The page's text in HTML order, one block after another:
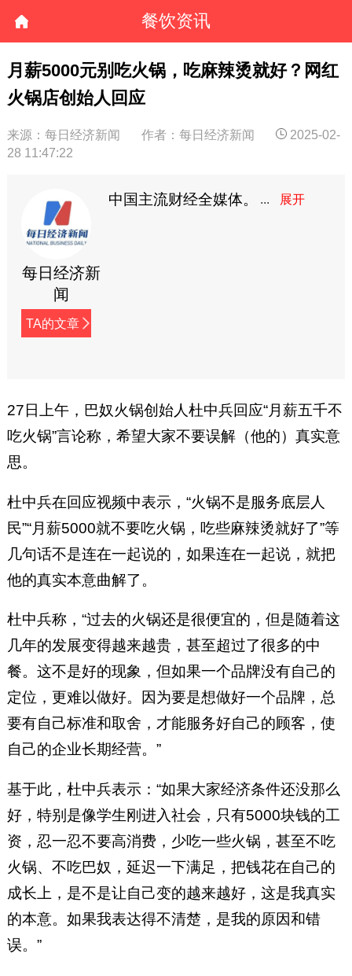
餐饮资讯
月薪5000元别吃火锅，吃麻辣烫就好？网红
火锅店创始人回应
来源：每日经济新闻 作者：每日经济新闻
2025-02-
28 11:47:22
每日经济新
闻
TA的文章
中国主流财经全媒体。
27日上午，‌巴奴火锅创始人杜中兵‌回应“月薪五千不
吃火锅”言论称，希望大家不要误解（他的）真实意
思。
杜中兵‌在回应视频中表示，“火锅不是服务底层人
民”“月薪5000就不要吃火锅，吃些麻辣烫就好了”等
几句话不是连在一起说的，如果连在一起说，就把
他的真实本意曲解了。
杜中兵称，“过去的火锅还是很便宜的，但是随着这
几年的发展变得越来越贵，甚至超过了很多的中
餐。这不是好的现象，但如果一个品牌没有自己的
定位，更难以做好。因为要是想做好一个品牌，总
要有自己标准和取舍，才能服务好自己的顾客，使
自己的企业长期经营。”
基于此，杜中兵表示：“如果大家经济条件还没那么
好，特别是像学生刚进入社会，只有5000块钱的工
资，忍一忍不要高消费，少吃一些火锅，甚至不吃
火锅、不吃巴奴，延迟一下满足，把钱花在自己的
成长上，是不是让自己变的越来越好，这是我真实
的本意。如果我表达得不清楚，是我的原因和错
误。”